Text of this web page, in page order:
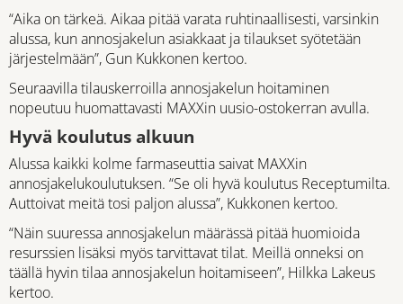
“Aika on tärkeä. Aikaa pitää varata ruhtinaallisesti, varsinkin
alussa, kun annosjakelun asiakkaat ja tilaukset syötetään
järjestelmään”, Gun Kukkonen kertoo.
Seuraavilla tilauskerroilla annosjakelun hoitaminen
nopeutuu huomattavasti MAXXin uusio-ostokerran avulla.
Hyvä koulutus alkuun
Alussa kaikki kolme farmaseuttia saivat MAXXin
annosjakelukoulutuksen. “Se oli hyvä koulutus Receptumilta.
Auttoivat meitä tosi paljon alussa”, Kukkonen kertoo.
“Näin suuressa annosjakelun määrässä pitää huomioida
resurssien lisäksi myös tarvittavat tilat. Meillä onneksi on
täällä hyvin tilaa annosjakelun hoitamiseen”, Hilkka Lakeus
kertoo.